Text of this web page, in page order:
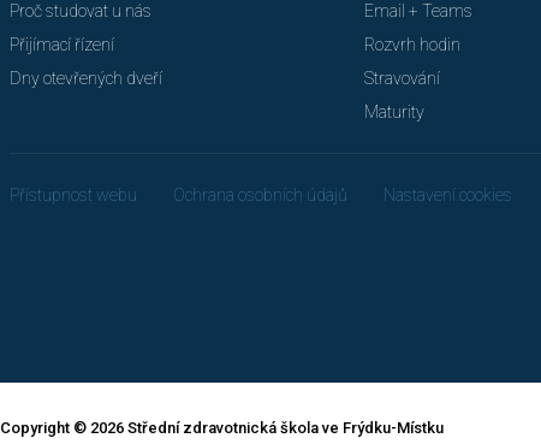
Proč studovat u nás
Přijímací řízení
Dny otevřených dveří
Email + Teams
Rozvrh hodin
Stravování
Maturity
Přístupnost webu Ochrana osobních údajů Nastavení cookies
Copyright © 2026 Střední zdravotnická škola ve Frýdku-Místku